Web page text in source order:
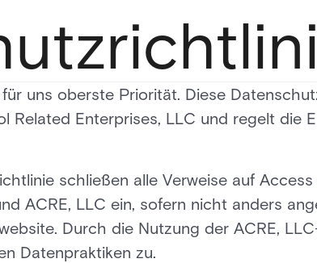
uns oberste Priorität. Diese
Related Enterprises, LLC und regelt die
schließen alle Verweise auf
ACRE, LLC ein, sofern nicht anders
Durch die Nutzung der ACRE,
Datenpraktiken zu.